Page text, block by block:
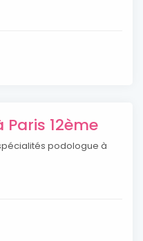
12ème
podologue à